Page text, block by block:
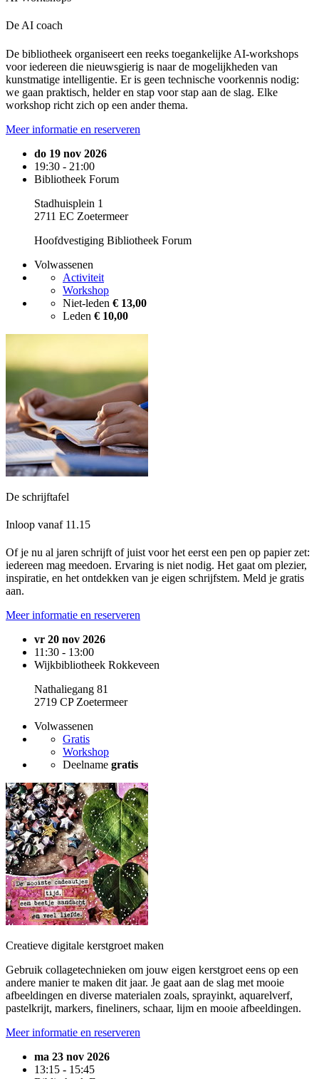
De AI coach
De bibliotheek organiseert een reeks toegankelijke AI-workshops
voor iedereen die nieuwsgierig is naar de mogelijkheden van
kunstmatige intelligentie. Er is geen technische voorkennis nodig:
we gaan praktisch, helder en stap voor stap aan de slag. Elke
workshop richt zich op een ander thema.
Meer informatie en reserveren
do 19 nov 2026
19:30 - 21:00
Bibliotheek Forum
Stadhuisplein 1
2711 EC Zoetermeer
Hoofdvestiging Bibliotheek Forum
Volwassenen
Activiteit
Workshop
Niet-leden € 13,00
Leden € 10,00
De schrijftafel
Inloop vanaf 11.15
Of je nu al jaren schrijft of juist voor het eerst een pen op papier zet:
iedereen mag meedoen. Ervaring is niet nodig. Het gaat om plezier,
inspiratie, en het ontdekken van je eigen schrijfstem. Meld je gratis
aan.
Meer informatie en reserveren
vr 20 nov 2026
11:30 - 13:00
Wijkbibliotheek Rokkeveen
Nathaliegang 81
2719 CP Zoetermeer
Volwassenen
Gratis
Workshop
Deelname gratis
Creatieve digitale kerstgroet maken
Gebruik collagetechnieken om jouw eigen kerstgroet eens op een
andere manier te maken dit jaar. Je gaat aan de slag met mooie
afbeeldingen en diverse materialen zoals, sprayinkt, aquarelverf,
pastelkrijt, markers, fineliners, schaar, lijm en mooie afbeeldingen.
Meer informatie en reserveren
ma 23 nov 2026
13:15 - 15:45